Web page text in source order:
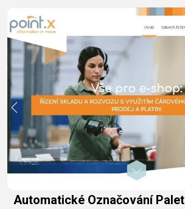
Automatické Označování Palet